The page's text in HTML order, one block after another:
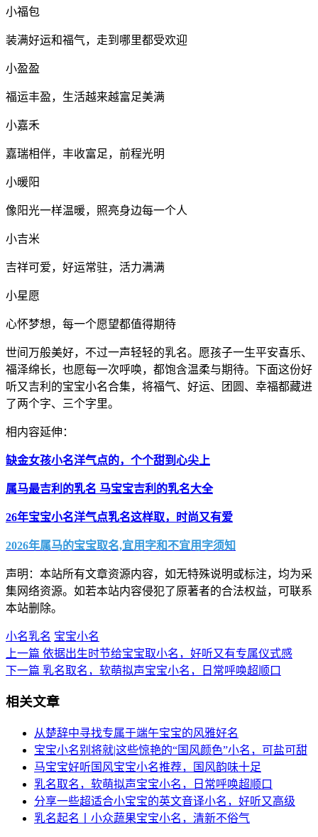
小福包
装满好运和福气，走到哪里都受欢迎
小盈盈
福运丰盈，生活越来越富足美满
小嘉禾
嘉瑞相伴，丰收富足，前程光明
小暖阳
像阳光一样温暖，照亮身边每一个人
小吉米
吉祥可爱，好运常驻，活力满满
小星愿
心怀梦想，每一个愿望都值得期待
世间万般美好，不过一声轻轻的乳名。愿孩子一生平安喜乐、
福泽绵长，也愿每一次呼唤，都饱含温柔与期待。下面这份好
听又吉利的宝宝小名合集，将福气、好运、团圆、幸福都藏进
了两个字、三个字里。
相内容延伸：
缺金女孩小名洋气点的，个个甜到心尖上
属马最吉利的乳名 马宝宝吉利的乳名大全
26年宝宝小名洋气点乳名这样取，时尚又有爱
2026年属马的宝宝取名,宜用字和不宜用字须知
声明：本站所有文章资源内容，如无特殊说明或标注，均为采
集网络资源。如若本站内容侵犯了原著者的合法权益，可联系
本站删除。
小名乳名 宝宝小名
上一篇 依据出生时节给宝宝取小名，好听又有专属仪式感
下一篇 乳名取名，软萌拟声宝宝小名，日常呼唤超顺口
相关文章
从楚辞中寻找专属于端午宝宝的风雅好名
宝宝小名别将就|这些惊艳的“国风颜色”小名，可盐可甜
马宝宝好听国风宝宝小名推荐，国风韵味十足
乳名取名，软萌拟声宝宝小名，日常呼唤超顺口
分享一些超适合小宝宝的英文音译小名，好听又高级
乳名起名丨小众蔬果宝宝小名，清新不俗气